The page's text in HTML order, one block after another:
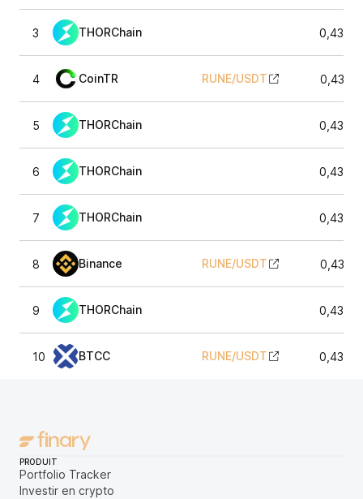
3 THORChain
4 CoinTR RUNE/USDT
5 THORChain
6 THORChain
7 THORChain
8 Binance RUNE/USDT
9 THORChain
10 BTCC RUNE/USDT
PRODUIT
Portfolio Tracker
Investir en crypto